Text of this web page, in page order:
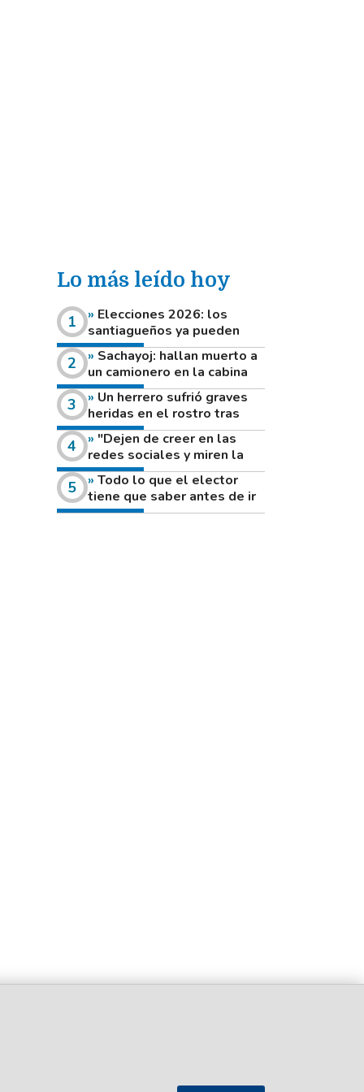
Lo más leído hoy
Elecciones 2026: los
santiagueños ya pueden
consultar dónde votan este
domingo
Sachayoj: hallan muerto a
un camionero en la cabina
de su vehículo a la vera de
un camino rural
Un herrero sufrió graves
heridas en el rostro tras
reventar el disco de una
amoladora
"Dejen de creer en las
redes sociales y miren la
heladera de sus casas": el
fuerte mensaje de una joven
que votó por primera vez
Todo lo que el elector
tiene que saber antes de ir
a votar este domingo